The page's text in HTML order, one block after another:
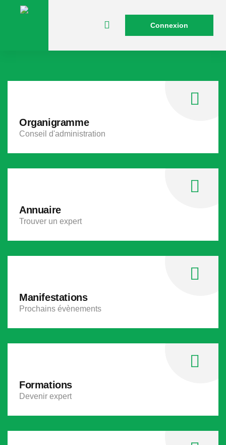
Connexion
Organigramme
Conseil d'administration
Annuaire
Trouver un expert
Manifestations
Prochains évènements
Formations
Devenir expert